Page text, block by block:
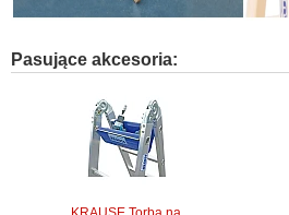
Pasujące akcesoria: